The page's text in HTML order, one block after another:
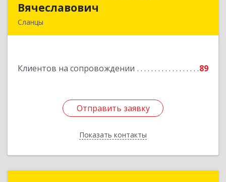
Вячеславович
Сланцы
Клиентов на сопровождении 89
Отправить заявку
Показать контакты
Подробнее
Отправить заявку
Назад